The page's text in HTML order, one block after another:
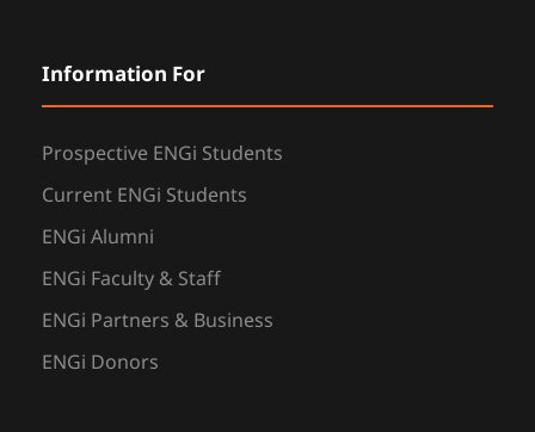
Information For
Prospective ENGi Students
Current ENGi Students
ENGi Alumni
ENGi Faculty & Staff
ENGi Partners & Business
ENGi Donors